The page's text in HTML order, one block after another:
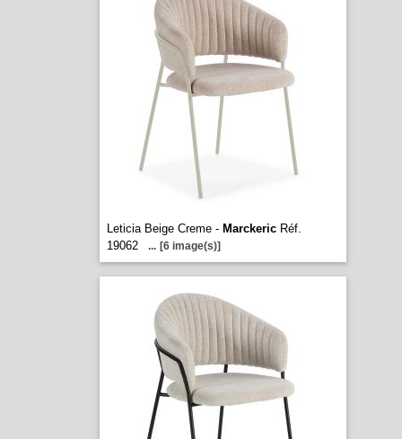
Leticia Beige Creme - MarckericRéf.
19062
... [6 image(s)]